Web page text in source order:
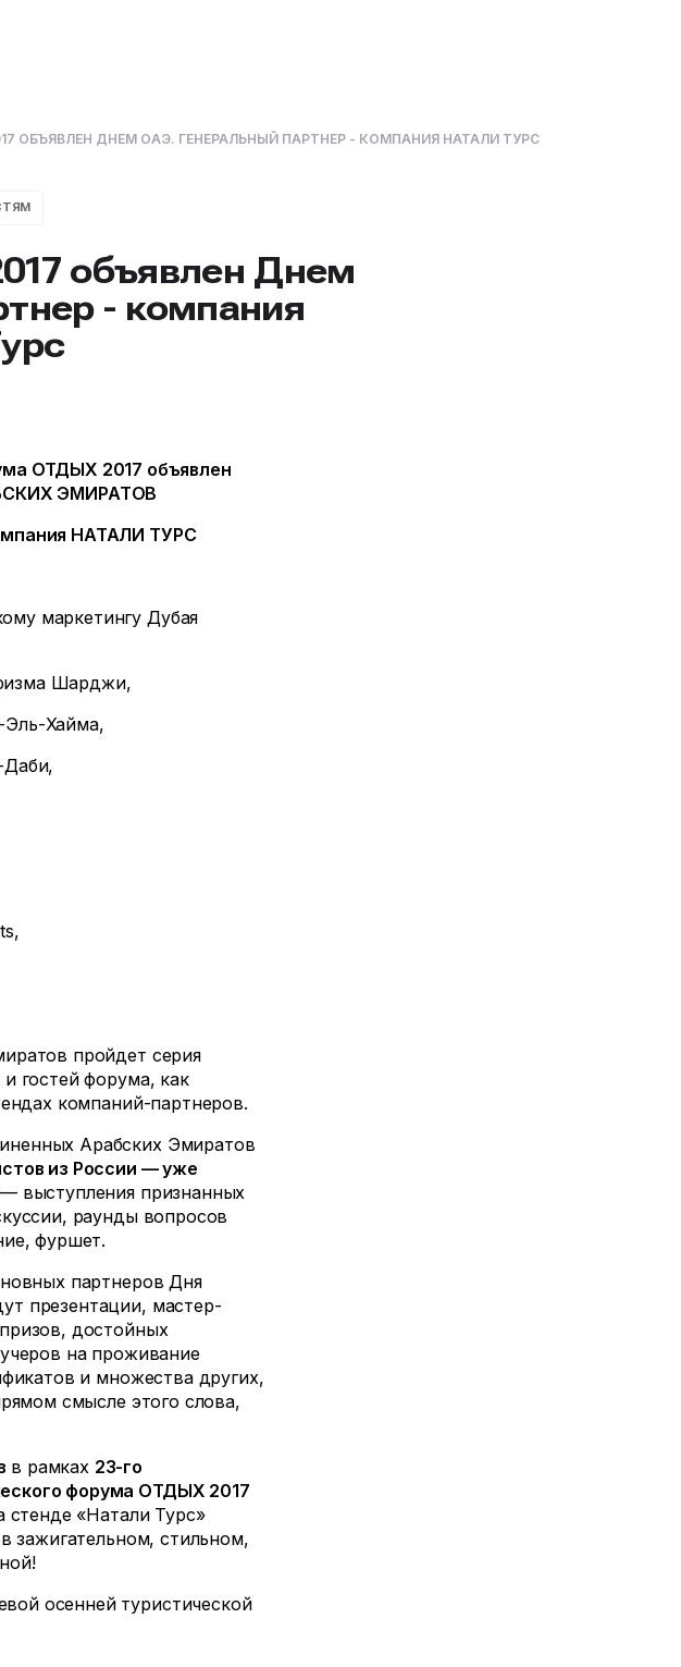
ОБЪЯВЛЕН ДНЕМ ОАЭ. ГЕНЕРАЛЬНЫЙ ПАРТНЕР - КОМПАНИЯ НАТАЛИ ТУРС
объявлен Днем
- компания
ОТДЫХ 2017 объявлен
ЭМИРАТОВ
НАТАЛИ ТУРС
маркетингу Дубая
Шарджи,
Эль-Хайма,
Даби,
пройдет серия
гостей форума, как
компаний-партнеров.
Арабских Эмиратов
из России — уже
выступления признанных
раунды вопросов
фуршет.
партнеров Дня
презентации, мастер-
достойных
на проживание
и множества других,
смысле этого слова,
в рамках 23-го
форума ОТДЫХ 2017
«Натали Турс»
зажигательном, стильном,
осенней туристической